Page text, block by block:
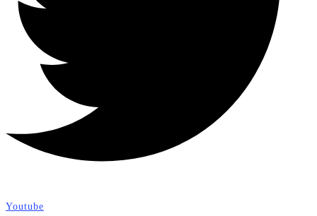
Youtube